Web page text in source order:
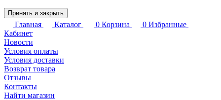
Принять и закрыть
Главная Каталог 0 Корзина 0 Избранные
Кабинет
Новости
Условия оплаты
Условия доставки
Возврат товара
Отзывы
Контакты
Найти магазин